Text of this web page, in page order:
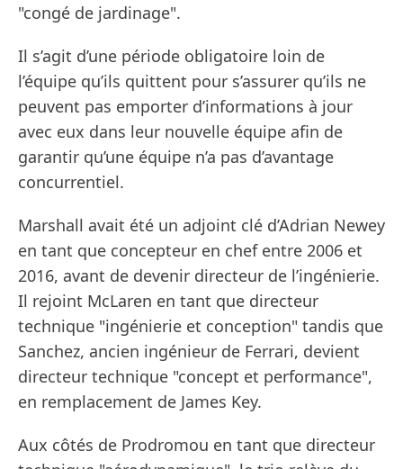
"congé de jardinage".
Il s’agit d’une période obligatoire loin de
l’équipe qu’ils quittent pour s’assurer qu’ils ne
peuvent pas emporter d’informations à jour
avec eux dans leur nouvelle équipe afin de
garantir qu’une équipe n’a pas d’avantage
concurrentiel.
Marshall avait été un adjoint clé d’Adrian Newey
en tant que concepteur en chef entre 2006 et
2016, avant de devenir directeur de l’ingénierie.
Il rejoint McLaren en tant que directeur
technique "ingénierie et conception" tandis que
Sanchez, ancien ingénieur de Ferrari, devient
directeur technique "concept et performance",
en remplacement de James Key.
Aux côtés de Prodromou en tant que directeur